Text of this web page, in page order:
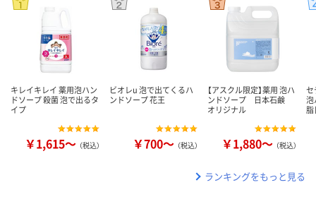
キレイキレイ 薬用泡ハン
ドソープ 殺菌 泡で出るタ
イプ
￥1,615～ （税込）
ビオレu 泡で出てくるハ
ンドソープ 花王
￥700～ （税込）
【アスクル限定】薬用 泡ハ
ンドソープ 日本石鹸
オリジナル
￥1,880～ （税込）
脂
ランキングをもっと見る